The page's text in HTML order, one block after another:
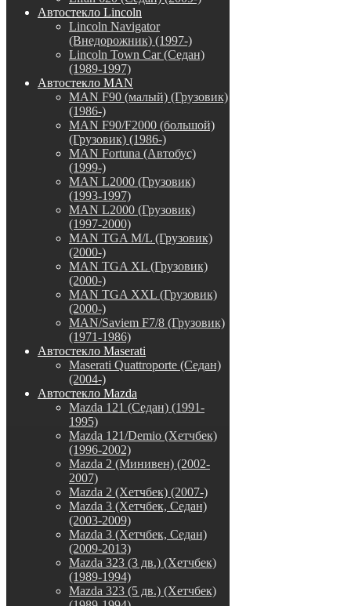
Автостекло Lincoln
Lincoln Navigator
(Внедорожник) (1997-)
Lincoln Town Car (Седан)
(1989-1997)
Автостекло MAN
MAN F90 (малый) (Грузовик)
(1986-)
MAN F90/F2000 (большой)
(Грузовик) (1986-)
MAN Fortuna (Автобус)
(1999-)
MAN L2000 (Грузовик)
(1993-1997)
MAN L2000 (Грузовик)
(1997-2000)
MAN TGA M/L (Грузовик)
(2000-)
MAN TGA XL (Грузовик)
(2000-)
MAN TGA XXL (Грузовик)
(2000-)
MAN/Saviem F7/8 (Грузовик)
(1971-1986)
Автостекло Maserati
Maserati Quattroporte (Седан)
(2004-)
Автостекло Mazda
Mazda 121 (Седан) (1991-
1995)
Mazda 121/Demio (Хетчбек)
(1996-2002)
Mazda 2 (Минивен) (2002-
2007)
Mazda 2 (Хетчбек) (2007-)
Mazda 3 (Хетчбек, Седан)
(2003-2009)
Mazda 3 (Хетчбек, Седан)
(2009-2013)
Mazda 323 (3 дв.) (Хетчбек)
(1989-1994)
Mazda 323 (5 дв.) (Хетчбек)